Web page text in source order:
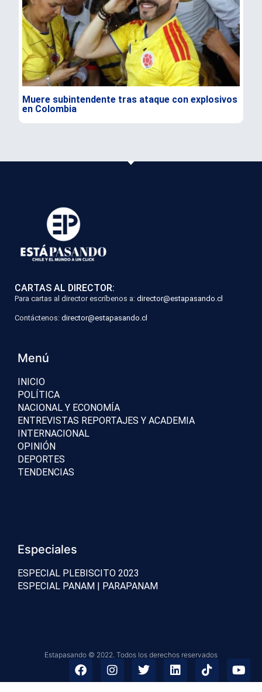
Muere subintendente tras ataque con explosivos
en Colombia
CARTAS AL DIRECTOR:
Para cartas al director escríbenos a: director@estapasando.cl
Contáctenos: director@estapasando.cl
Menú
INICIO
POLÍTICA
NACIONAL Y ECONOMÍA
ENTREVISTAS REPORTAJES Y ACADEMIA
INTERNACIONAL
OPINIÓN
DEPORTES
TENDENCIAS
Especiales
ESPECIAL PLEBISCITO 2023
ESPECIAL PANAM | PARAPANAM
Estapasando © 2022. Todos los derechos reservados